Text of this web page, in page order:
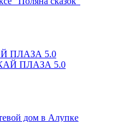
ПЛАЗА 5.0